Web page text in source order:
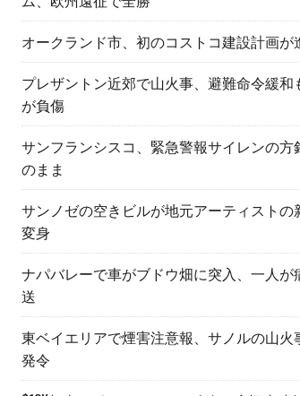
オークランド市、初のコストコ建設計画が
プレザントン近郊で山火事、避難命令緩和
が負傷
サンフランシスコ、緊急警報サイレンの方
のまま
サンノゼの空きビルが地元アーティストの
変身
ナパバレーで車がブドウ畑に突入、一人が
送
東ベイエリアで煙害注意報、サノルの山火
発令